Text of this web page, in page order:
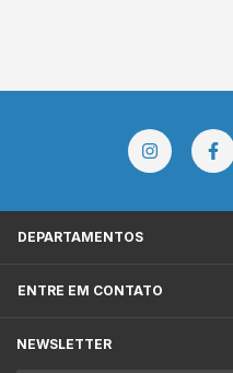
DEPARTAMENTOS
ENTRE EM CONTATO
NEWSLETTER